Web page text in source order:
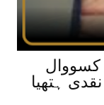
کسووال
روپے نقدی ہتھیا